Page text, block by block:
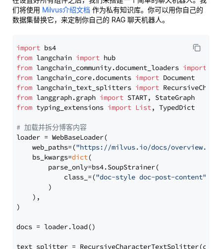
们将使用 Milvus介绍文档 作为私有知识库。你可以用你自己的
数据集替换它，来定制你自己的 RAG 聊天机器人。
import
from langchain import
from langchain_community.document_loaders import
from langchain_core.documents import
from langchain_text_splitters import
from langgraph.graph import
from typing_extensions import List, TypedDict
# 加载并拆分博客内容
loader = WebBaseLoader(
    web_paths=(
"https://milvus.io/docs/overview.md"
    bs_kwargs=
dict(
        parse_only=bs4.SoupStrainer(
            class_=(
"doc-style doc-post-content"
        )
    ),
)
docs = loader.load()
text_splitter =